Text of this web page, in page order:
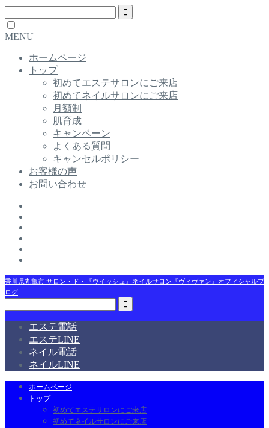
MENU
ホームページ
トップ
初めてエステサロンにご来店
初めてネイルサロンにご来店
月額制
肌育成
キャンペーン
よくある質問
キャンセルポリシー
お客様の声
お問い合わせ
香川県丸亀市 サロン・ド・『ウイッシュ』ネイルサロン『ヴィヴァン』オフィシャルブ
ログ
エステ電話
エステLINE
ネイル電話
ネイルLINE
ホームページ
トップ
初めてエステサロンにご来店
初めてネイルサロンにご来店